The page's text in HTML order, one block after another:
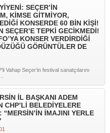
SEÇER’İN
KİMSE GİTMİYOR,
KONSERDE 60 BİN KİŞİ!
SEÇER’E TEPKİ GECİKMEDİ!
KONSER VERDİRDİĞİ
GÖRÜNTÜLER DE
Vahap Seçer’in festival sanatçılarını
İL BAŞKANI ADEM
CHP’Lİ BELEDİYELERE
“MERSİN’İN İMAJINI YERLE